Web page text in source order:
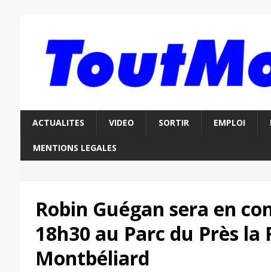
ACTUALITES VIDEO SORTIR EMPLOI
MENTIONS LEGALES
Robin Guégan sera en
18h30 au Parc du Près la
Montbéliard